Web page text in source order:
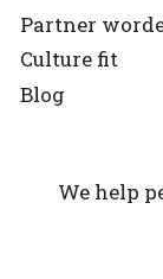
Partner
Culture fit
Blog
We help